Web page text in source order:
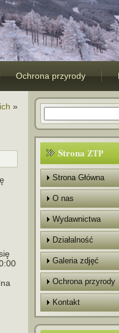
Ochrona przyrody
»
Strona ZTP
Strona Główna
O nas
Wydawnictwa
Działalność
Galeria zdjęć
Ochrona przyrody
Kontakt